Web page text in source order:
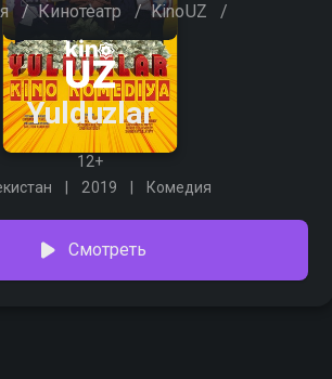
/ Кинотеатр / KinoUZ /
Yulduzlar
12+
2019 Комедия
Смотреть